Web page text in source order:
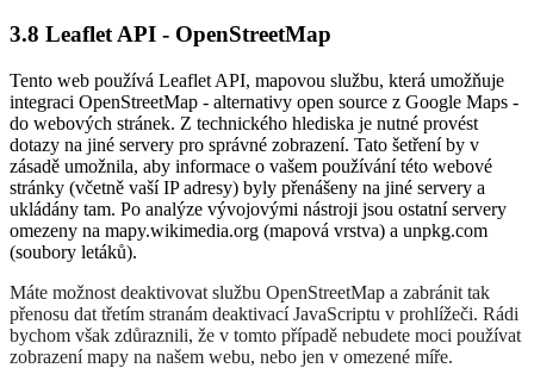
3.8 Leaflet API - OpenStreetMap
Tento web používá Leaflet API, mapovou službu, která umožňuje
integraci OpenStreetMap - alternativy open source z Google Maps -
do webových stránek. Z technického hlediska je nutné provést
dotazy na jiné servery pro správné zobrazení. Tato šetření by v
zásadě umožnila, aby informace o vašem používání této webové
stránky (včetně vaší IP adresy) byly přenášeny na jiné servery a
ukládány tam. Po analýze vývojovými nástroji jsou ostatní servery
omezeny na mapy.wikimedia.org (mapová vrstva) a unpkg.com
(soubory letáků).
Máte možnost deaktivovat službu OpenStreetMap a zabránit tak
přenosu dat třetím stranám deaktivací JavaScriptu v prohlížeči. Rádi
bychom však zdůraznili, že v tomto případě nebudete moci používat
zobrazení mapy na našem webu, nebo jen v omezené míře.